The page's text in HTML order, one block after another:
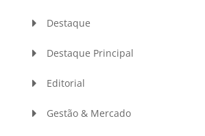
Destaque
Destaque Principal
Editorial
Gestão & Mercado